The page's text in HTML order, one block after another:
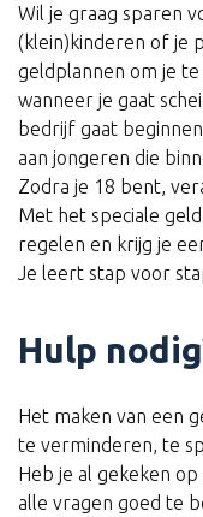
Wil je graag sparen
(klein)kinderen of je
geldplannen om je
wanneer je gaat
bedrijf gaat
aan jongeren die
Zodra je 18 bent,
Met het speciale
regelen en krijg je
Je leert stap voor
Hulp
Het maken van een
te verminderen, te
Heb je al gekeken
alle vragen goed te